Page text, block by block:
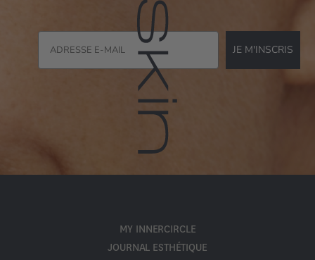
JE M'INSCRIS
MY INNERCIRCLE
JOURNAL ESTHÉTIQUE